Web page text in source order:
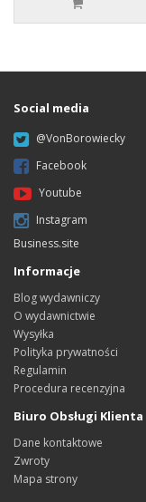
Social media
@VonBorowiecky
Facebook
Youtube
Instagram
Business.site
Informacje
Blog wydawniczy
O wydawnictwie
Wysyłka
Polityka prywatności
Regulamin
Procedura recenzyjna
Biuro Obsługi Klienta
Dane kontaktowe
Zwroty
Mapa strony